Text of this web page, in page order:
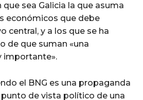
sea Galicia la que asuma
económicos que debe
central, y a los que se ha
de que suman «una
importante».
el BNG es una propaganda
de vista político de una